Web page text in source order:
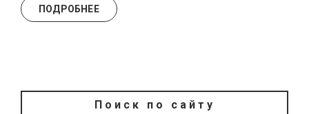
ПОДРОБНЕЕ
Поиск по сайту